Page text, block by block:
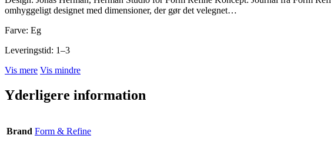
omhyggeligt designet med dimensioner, der gør det velegnet…
Farve: Eg
Leveringstid: 1–3
Vis mere Vis mindre
Yderligere information
Brand Form & Refine